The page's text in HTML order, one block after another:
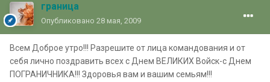
граница
Опубликовано 28 мая, 2009
Всем Доброе утро!!! Разрешите от лица командования и от
себя лично поздравить всех с Днем ВЕЛИКИХ Войск-с Днем
ПОГРАНИЧНИКА!!! Здоровья вам и вашим семьям!!!